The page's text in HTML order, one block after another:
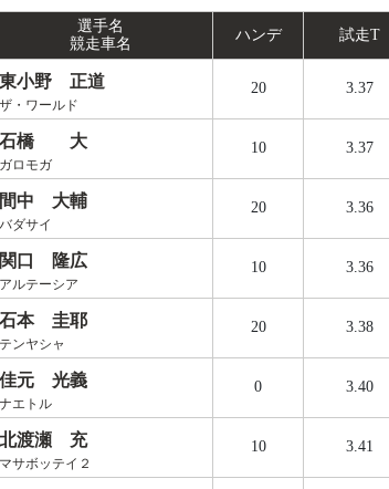
選手名
競走車名
ハンデ 試走T
東小野 正道
ザ・ワールド
20 3.37
石橋 大
ガロモガ
10 3.37
間中 大輔
バダサイ
20 3.36
関口 隆広
アルテーシア
10 3.36
石本 圭耶
テンヤシャ
20 3.38
佳元 光義
ナエトル
0 3.40
北渡瀬 充
マサボッテイ２
10 3.41